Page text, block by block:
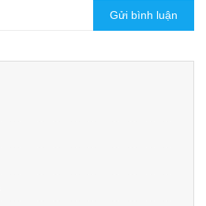
Gửi bình luận